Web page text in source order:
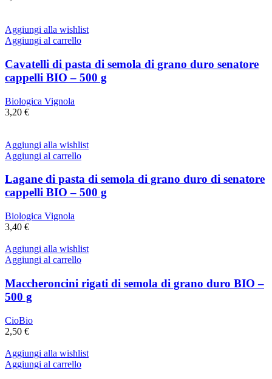
Aggiungi alla wishlist
Aggiungi al carrello
Cavatelli di pasta di semola di grano duro senatore
cappelli BIO – 500 g
Biologica Vignola
3,20 €
Aggiungi alla wishlist
Aggiungi al carrello
Lagane di pasta di semola di grano duro di senatore
cappelli BIO – 500 g
Biologica Vignola
3,40 €
Aggiungi alla wishlist
Aggiungi al carrello
Maccheroncini rigati di semola di grano duro BIO –
500 g
CioBio
2,50 €
Aggiungi alla wishlist
Aggiungi al carrello